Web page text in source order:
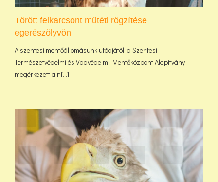
Törött felkarcsont műtéti rögzítése
egerészölyvön
A szentesi mentőállomásunk utódjától, a Szentesi
Természetvédelmi és Vadvédelmi Mentőközpont Alapítvány
megérkezett a n[...]